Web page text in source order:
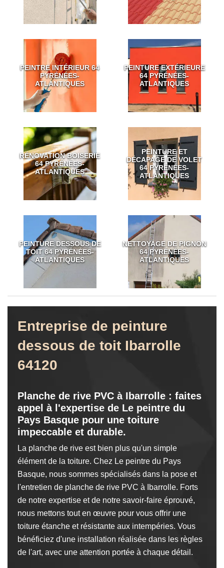
PEINTRE INTÉRIEUR 64
PYRÉNÉES-
ATLANTIQUES
PEINTURE EXTÉRIEURE
64 PYRÉNÉES-
ATLANTIQUES
RÉNOVATION BOISERIE
64 PYRÉNÉES-
ATLANTIQUES
PEINTURE ET
DÉCAPAGE DE VOLET
64 PYRÉNÉES-
ATLANTIQUES
PEINTURE DESSOUS DE
TOIT 64 PYRÉNÉES-
ATLANTIQUES
NETTOYAGE DE PIGNON
64 PYRÉNÉES-
ATLANTIQUES
Entreprise de peinture
dessous de toit Ibarrolle
64120
Planche de rive PVC à Ibarrolle : faites
appel à l'expertise de Le peintre du
Pays Basque pour une toiture
impeccable et durable.
La planche de rive est bien plus qu'un simple
élément de la toiture. Chez Le peintre du Pays
Basque, nous sommes spécialisés dans la pose et
l'entretien de planche de rive PVC à Ibarrolle. Forts
de notre expertise et de notre savoir-faire éprouvé,
nous mettons tout en œuvre pour vous offrir une
toiture étanche et résistante aux intempéries. Vous
bénéficiez d'une installation réalisée dans les règles
de l'art, avec une attention portée à chaque détail.